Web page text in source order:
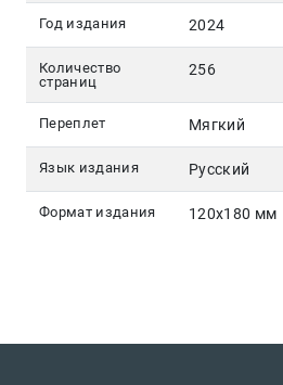
Год издания 2024
Количество
страниц
256
Переплет Мягкий
Язык издания Русский
Формат издания 120х180 мм